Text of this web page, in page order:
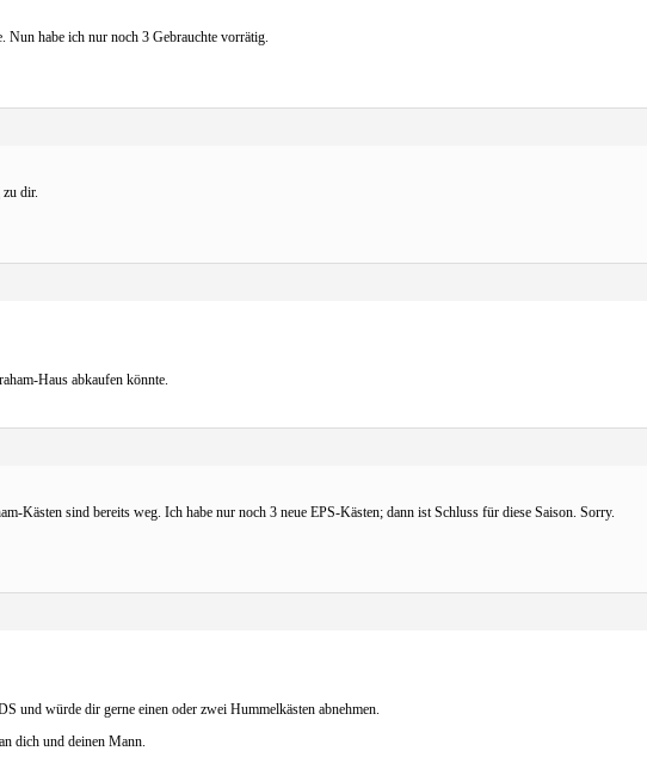
Nun habe ich nur noch 3 Gebrauchte vorrätig.
dir.
Haus abkaufen könnte.
Kästen sind bereits weg. Ich habe nur noch 3 neue EPS-Kästen; dann ist Schluss für diese Saison. Sorry.
und würde dir gerne einen oder zwei Hummelkästen abnehmen.
dich und deinen Mann.